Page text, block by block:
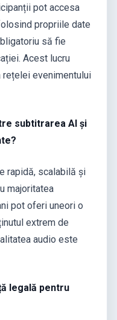
pot accesa
propriile date
să fie
Acest lucru
evenimentului
subtitrarea AI și
rapidă, scalabilă și
majoritatea
pot oferi uneori o
extrem de
audio este
legală pentru